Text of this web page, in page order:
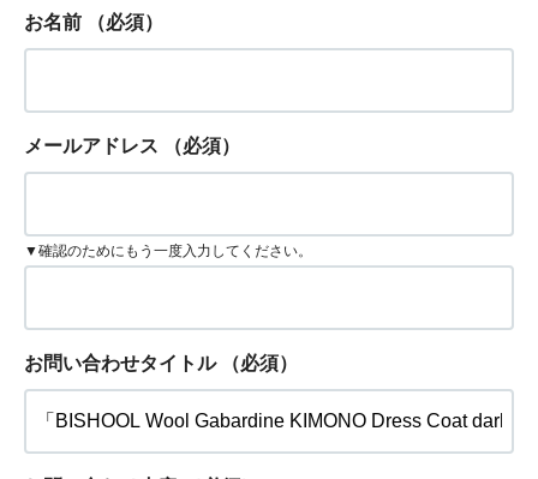
お名前 （必須）
メールアドレス （必須）
▼確認のためにもう一度入力してください。
お問い合わせタイトル （必須）